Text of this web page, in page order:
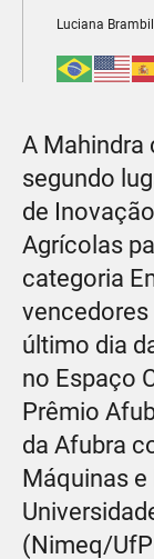
Luciana
A Mahindra
segundo
de
Agrícolas
categoria
último dia
no Espaço
Prêmio
da Afubra
Máquinas
(Nimeq/